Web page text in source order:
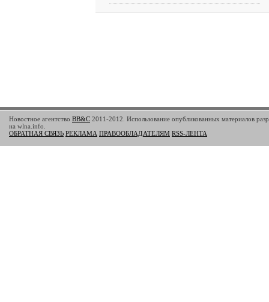
Новостное агентство BB&C 2011-2012. Использование опубликованных материалов
на wlna.info.
ОБРАТНАЯ СВЯЗЬ РЕКЛАМА ПРАВООБЛАДАТЕЛЯМ RSS-ЛЕНТА